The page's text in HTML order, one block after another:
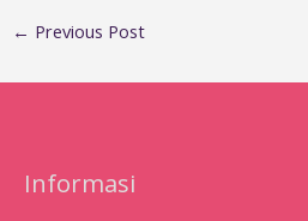
← Previous Post
Informasi